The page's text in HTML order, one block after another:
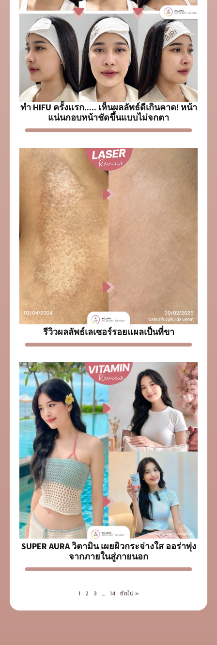
ทำ HIFU ครั้งแรก..... เห็นผลลัพธ์ดีเกินคาด! หน้า
แน่นกอบหน้าชัดขึ้นแบบไม่จกตา
รีวิวผลลัพธ์เลเซอร์รอยแผลเป็นที่ขา
SUPER AURA วิตามิน เผยผิวกระจ่างใส ออร่าพุ่ง
จากภายในสู่ภายนอก
1 2 3 … 14 ถัดไป »